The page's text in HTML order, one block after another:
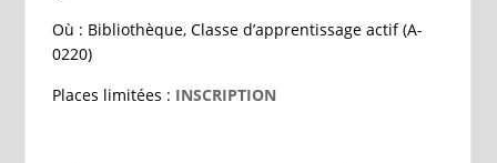
Où : Bibliothèque, Classe d’apprentissage actif (A-
0220)
Places limitées : INSCRIPTION